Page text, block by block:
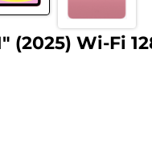
(2025) Wi-Fi